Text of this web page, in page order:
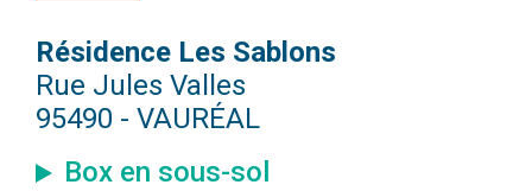
Résidence Les Sablons
Rue Jules Valles
95490 - VAURÉAL
Box en sous-sol